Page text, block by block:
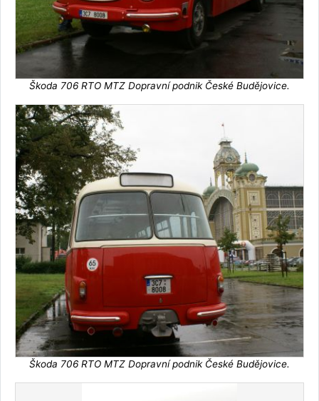
Škoda 706 RTO MTZ Dopravní podnik České Budějovice.
Škoda 706 RTO MTZ Dopravní podnik České Budějovice.